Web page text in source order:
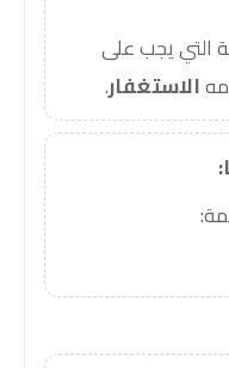
التي يجب على
الاستغفار.